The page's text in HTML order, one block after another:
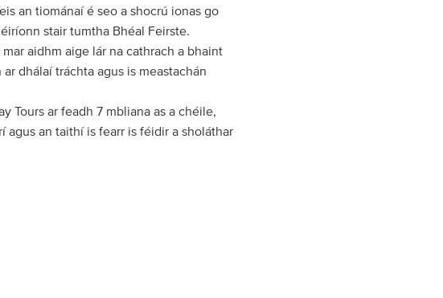
an tiománaí é seo a shocrú ionas go
stair tumtha Bhéal Feirste.
aidhm aige lár na cathrach a bhaint
dhálaí tráchta agus is meastachán
Tours ar feadh 7 mbliana as a chéile,
agus an taithí is fearr is féidir a sholáthar